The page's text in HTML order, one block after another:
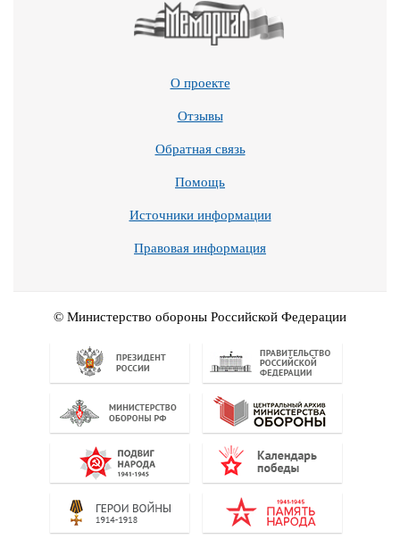
О проекте
Отзывы
Обратная связь
Помощь
Источники информации
Правовая информация
© Министерство обороны Российской Федерации